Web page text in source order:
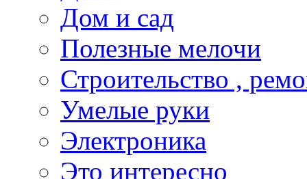
Дом и сад
Полезные мелочи
Строительство ,
Умелые руки
Электроника
Это интересно